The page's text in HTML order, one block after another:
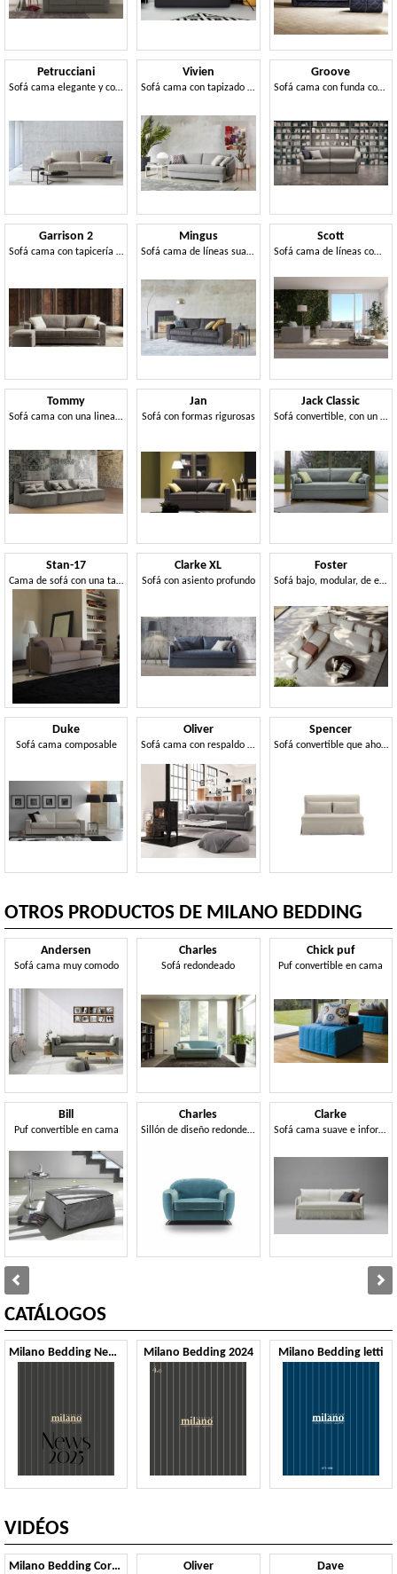
Petrucciani
Sofá cama elegante y confortable.
Vivien
Sofá cama con tapizado desenfundable
Groove
Sofá cama con funda completamente extraíble.
Garrison 2
Sofá cama con tapicería extraíble.
Mingus
Sofá cama de líneas suaves
Scott
Sofá cama de líneas compactas, con topper en el asiento
Tommy
Sofá cama con una linea joven
Jan
Sofá con formas rigurosas
Jack Classic
Sofá convertible, con un diseño clásico.
Stan-17
Cama de sofá con una tapicería simple, extraíble
Clarke XL
Sofá con asiento profundo
Foster
Sofá bajo, modular, de estética sofisticada y envolvente
Duke
Sofá cama composable
Oliver
Sofá cama con respaldo de forma trapezoidal
Spencer
Sofá convertible que ahorra espacio
OTROS PRODUCTOS DE MILANO BEDDING
Andersen
Sofá cama muy comodo
Bill
Puf convertible en cama
Charles
Sofá redondeado
Charles
Sillón de diseño redondeado.
Chick puf
Puf convertible en cama
Clarke
Sofá cama suave e informal.
CATÁLOGOS
Milano Bedding News 2025 Milano Bedding 2024 Milano Bedding letti
VIDÉOS
Milano Bedding Corporate Video Oliver Dave